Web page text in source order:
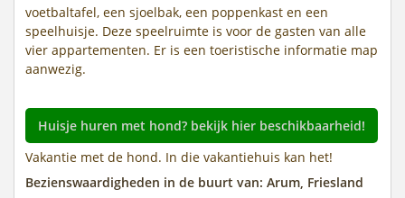
voetbaltafel, een sjoelbak, een poppenkast en een
speelhuisje. Deze speelruimte is voor de gasten van alle
vier appartementen. Er is een toeristische informatie map
aanwezig.
Huisje huren met hond? bekijk hier beschikbaarheid!
Vakantie met de hond. In die vakantiehuis kan het!
Bezienswaardigheden in de buurt van: Arum, Friesland